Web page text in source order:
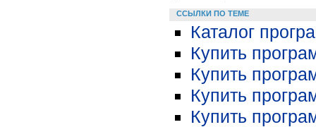
ССЫЛКИ ПО ТЕМЕ
Каталог
Купить
Купить
Купить
Купить